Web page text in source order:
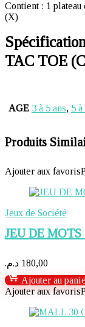
Contient : 1 plateau
(X)
TAC TOE
AGE 3 à 5 ans, 5 à
Produits
Ajouter aux favoris
Jeux de Société
JEU DE
180,00 د.م.
Ajouter au
Ajouter aux favoris